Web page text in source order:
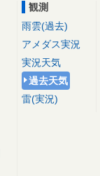
観測
雨雲(過去)
アメダス実況
実況天気
過去天気
雷(実況)